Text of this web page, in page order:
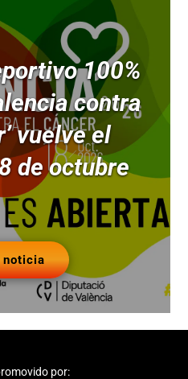
100%
contra
vuelve el
de octubre
noticia
por: